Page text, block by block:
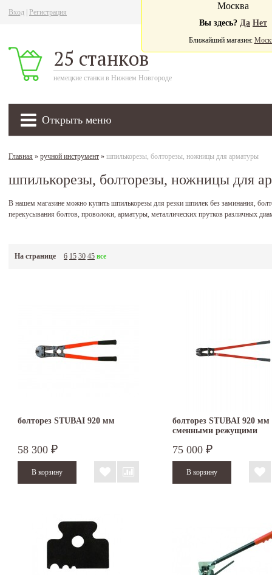
Вход Регистрация
25 станков
немецкие станки в Нижнем Новгороде
Открыть меню
Москва
Вы здесь? Да Нет
Ближайший магазин:
Главная » ручной инструмент » шпилькорезы, болторезы, ножницы для арматуры
шпилькорезы, болторезы, ножницы для
В нашем магазине можно купить шпилькорезы для резки шпилек без заминания,
перекусывания болтов, проволоки, арматуры, металлических прутков различных
На странице 6 15 30 45 все
болторез STUBAI 920 мм
58 300 ₽
болторез STUBAI 920 мм
сменными режущими
75 000 ₽